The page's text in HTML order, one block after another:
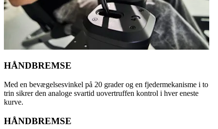
HÅNDBREMSE
Med en bevægelsesvinkel på 20 grader og en fjedermekanisme i to
trin sikrer den analoge svartid uovertruffen kontrol i hver eneste
kurve.
HÅNDBREMSE